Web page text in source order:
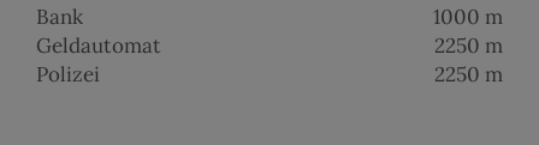
Bank
1000 m
Geldautomat
2250 m
Polizei
2250 m